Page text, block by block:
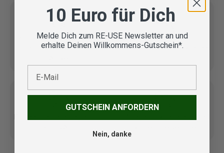
Vom Outdoor Spezialisten
geprüfte Second Hand
Lieferung in 3-5 Werktagen
10 Euro für Dich
Melde Dich zum RE-USE Newsletter an und
erhalte Deinen Willkommens-Gutschein*.
GUTSCHEIN ANFORDERN
Nein, danke